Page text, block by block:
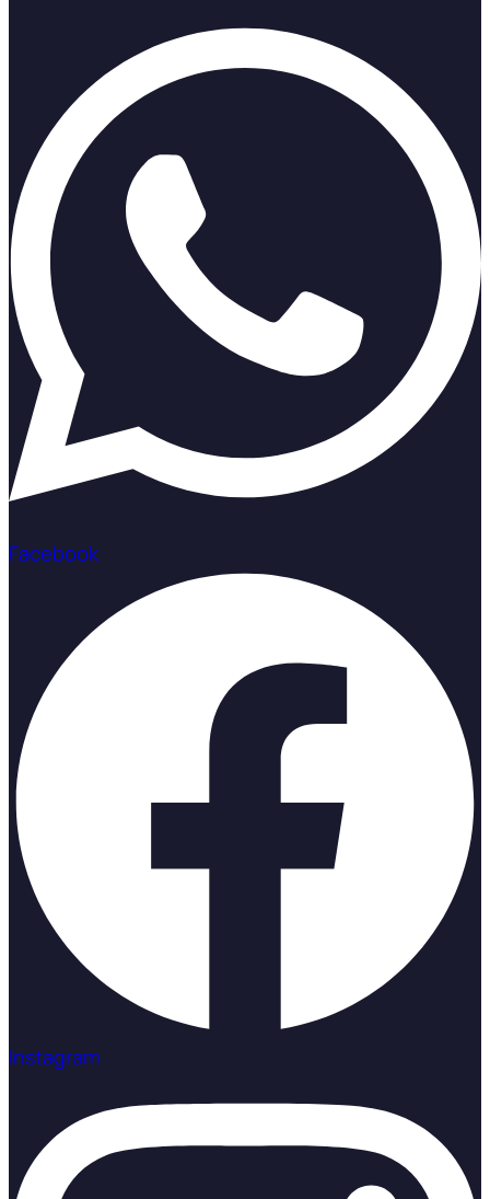
Facebook
Instagram